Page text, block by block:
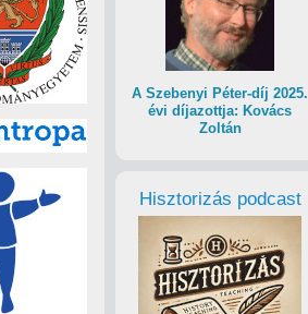
A Szebenyi Péter-díj 2025.
évi díjazottja: Kovács
Zoltán
Hisztorizás podcast